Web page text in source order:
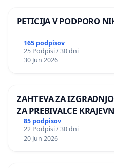
PETICIJA V PODPORO
165 podpisov
25 Podpisi / 30 dni
30 Jun 2026
ZAHTEVA ZA
ZA PREBIVALCE
PRESTRANEK
85 podpisov
22 Podpisi / 30 dni
20 Jun 2026